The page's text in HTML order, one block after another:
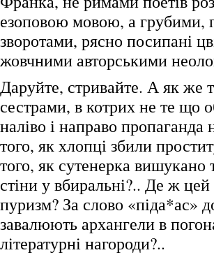
езоповою мовою, а грубими,
зворотами, рясно посипані
жовчними авторськими
Даруйте, стривайте. А як же
сестрами, в котрих не те що
наліво і направо
того, як хлопці збили
того, як сутенерка вишукано
стіни у вбиральні?.. Де ж
пуризм? За слово «піда*ас»
завалюють архангели в
літературні нагороди?..